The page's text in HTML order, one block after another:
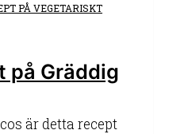
PÅ VEGETARISKT
på Gräddig
är detta recept